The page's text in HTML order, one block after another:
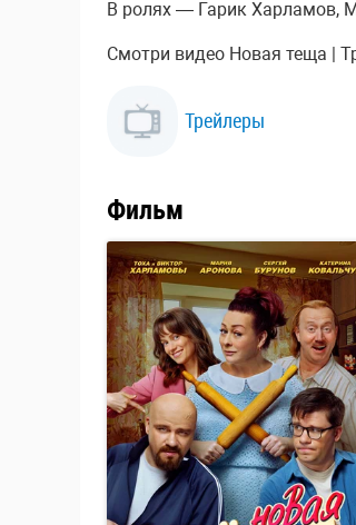
В ролях — Гарик Харламов,
Смотри видео Новая теща |
Трейлеры
Фильм